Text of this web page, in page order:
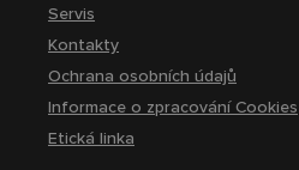
Servis
Kontakty
Ochrana osobních údajů
Informace o zpracování Cookies
Etická linka